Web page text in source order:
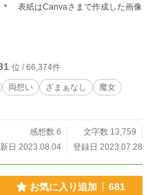
位 / 66,374件
両想い ざまぁなし
魔女
感想数 6
文字数 13,759
日 2023.08.04
登録日 2023.07.28
お気に入り追加 681